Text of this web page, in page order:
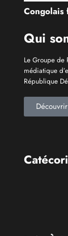
Info À